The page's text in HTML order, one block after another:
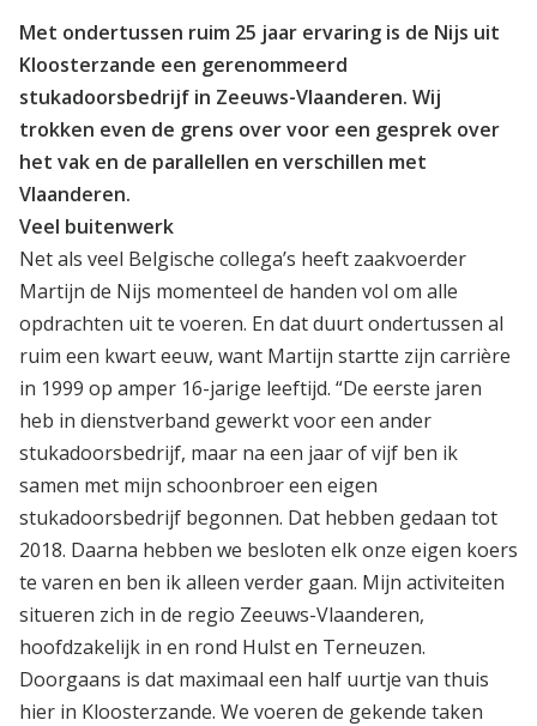
Met ondertussen ruim 25 jaar ervaring is de Nijs uit
Kloosterzande een gerenommeerd
stukadoorsbedrijf in Zeeuws-Vlaanderen. Wij
trokken even de grens over voor een gesprek over
het vak en de parallellen en verschillen met
Vlaanderen.
Veel buitenwerk
Net als veel Belgische collega’s heeft zaakvoerder
Martijn de Nijs momenteel de handen vol om alle
opdrachten uit te voeren. En dat duurt ondertussen al
ruim een kwart eeuw, want Martijn startte zijn carrière
in 1999 op amper 16-jarige leeftijd. “De eerste jaren
heb in dienstverband gewerkt voor een ander
stukadoorsbedrijf, maar na een jaar of vijf ben ik
samen met mijn schoonbroer een eigen
stukadoorsbedrijf begonnen. Dat hebben gedaan tot
2018. Daarna hebben we besloten elk onze eigen koers
te varen en ben ik alleen verder gaan. Mijn activiteiten
situeren zich in de regio Zeeuws-Vlaanderen,
hoofdzakelijk in en rond Hulst en Terneuzen.
Doorgaans is dat maximaal een half uurtje van thuis
hier in Kloosterzande. We voeren de gekende taken